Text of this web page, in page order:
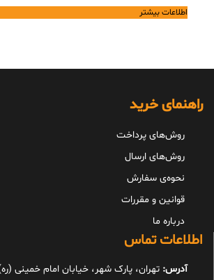
اطلاعات بیشتر
راهنمای خرید
روش‌های پرداخت
روش‌های ارسال
نحوه‌ی سفارش
قوانین و مقررات
درباره ما
اطلاعات تماس
آدرس: تهران، پارک شهر، خیابان امام خمینی